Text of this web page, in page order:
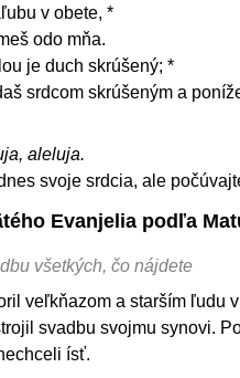
v obete, *
odo mňa.
je duch skrúšený; *
srdcom skrúšeným a
aleluja.
svoje srdcia, ale
Evanjelia podľa
všetkých, čo nájdete
veľkňazom a starším ľudu
svadbu svojmu synovi.
ísť.